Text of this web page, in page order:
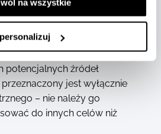
na wszystkie
alkohol, który jest
– należy unikać
otwartego ognia, źródeł
potencjalnych źródeł
jest wyłącznie
– nie należy go
do innych celów niż